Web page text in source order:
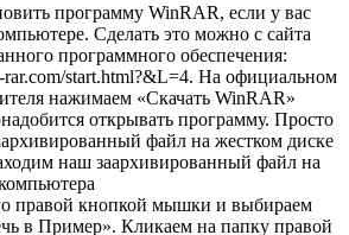
программу WinRAR, если у вас
Сделать это можно с сайта
программного обеспечения:
start.html?&L=4. На официальном
нажимаем «Скачать WinRAR»
открывать программу. Просто
файл на жестком диске
наш заархивированный файл на
правой кнопкой мышки и выбираем
в Пример». Кликаем на папку правой